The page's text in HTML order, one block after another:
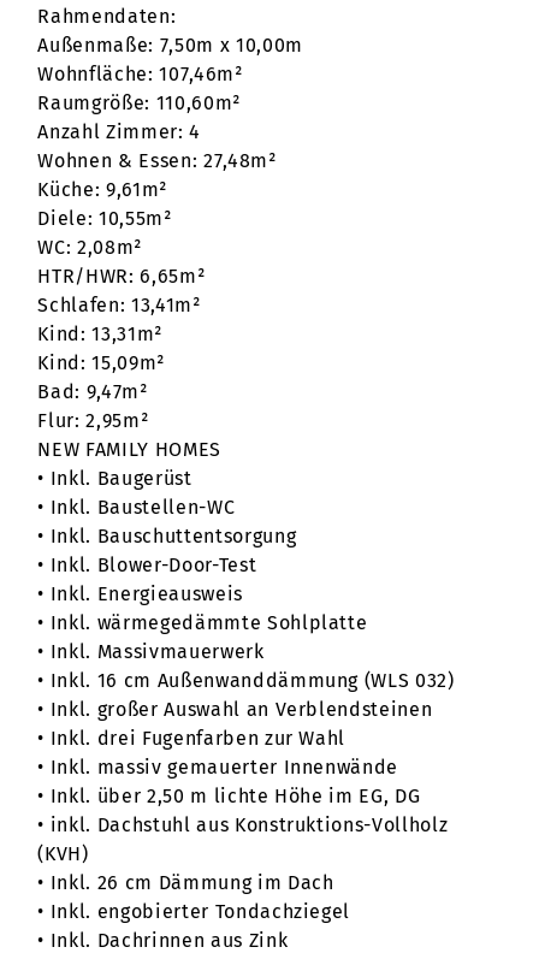
Rahmendaten:
Außenmaße: 7,50m x 10,00m
Wohnfläche: 107,46m²
Raumgröße: 110,60m²
Anzahl Zimmer: 4
Wohnen & Essen: 27,48m²
Küche: 9,61m²
Diele: 10,55m²
WC: 2,08m²
HTR/HWR: 6,65m²
Schlafen: 13,41m²
Kind: 13,31m²
Kind: 15,09m²
Bad: 9,47m²
Flur: 2,95m²
NEW FAMILY HOMES
• Inkl. Baugerüst
• Inkl. Baustellen-WC
• Inkl. Bauschuttentsorgung
• Inkl. Blower-Door-Test
• Inkl. Energieausweis
• Inkl. wärmegedämmte Sohlplatte
• Inkl. Massivmauerwerk
• Inkl. 16 cm Außenwanddämmung (WLS 032)
• Inkl. großer Auswahl an Verblendsteinen
• Inkl. drei Fugenfarben zur Wahl
• Inkl. massiv gemauerter Innenwände
• Inkl. über 2,50 m lichte Höhe im EG, DG
• inkl. Dachstuhl aus Konstruktions-Vollholz
(KVH)
• Inkl. 26 cm Dämmung im Dach
• Inkl. engobierter Tondachziegel
• Inkl. Dachrinnen aus Zink